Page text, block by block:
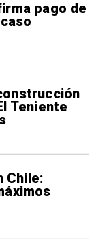
pago de
Teniente
Chile: